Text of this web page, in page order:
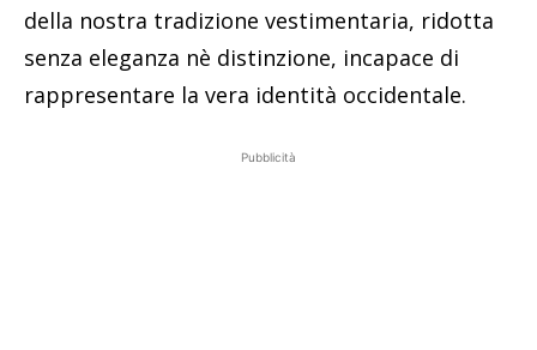
della nostra tradizione vestimentaria, ridotta
senza eleganza nè distinzione, incapace di
rappresentare la vera identità occidentale.
Pubblicità